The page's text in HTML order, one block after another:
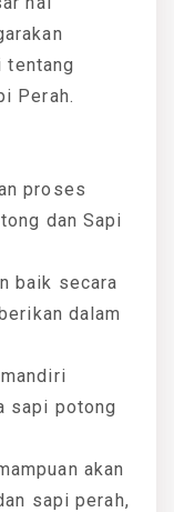
Perah.
proses
dan Sapi
baik secara
dalam
sapi potong
akan
sapi perah,